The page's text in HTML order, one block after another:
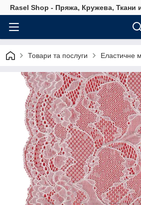
Rasel Shop - Пряжа, Кружева, Ткани
Товари та послуги Еластичне